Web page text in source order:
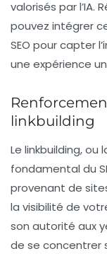
valorisés par l’IA.
pouvez intégrer
SEO pour capter
une expérience
linkbuilding
Le linkbuilding, ou
fondamental du
provenant de
la visibilité de
son autorité aux
de se concentrer